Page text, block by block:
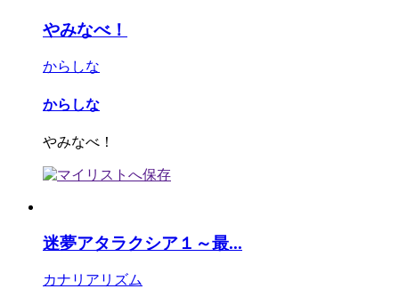
やみなべ！
からしな
からしな
やみなべ！
迷夢アタラクシア１～最...
カナリアリズム